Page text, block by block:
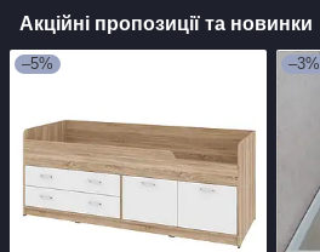
Акційні пропозиції та новинки
–5% –3%